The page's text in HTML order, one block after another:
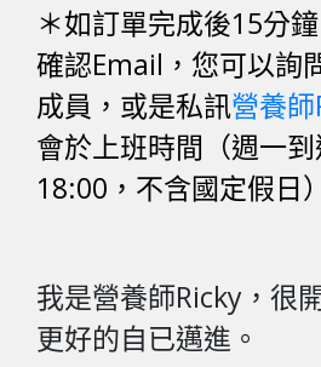
＊如訂單完成後15分
確認Email，您可以詢
成員，或是私訊營養
會於上班時間（週一
18:00，不含國定假日
我是營養師Ricky，很
更好的自已邁進。